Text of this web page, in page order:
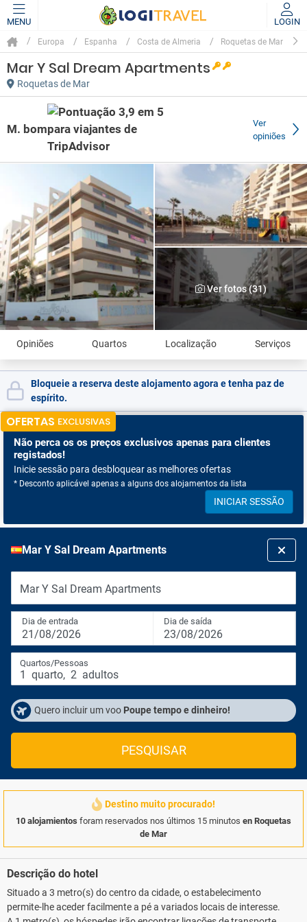
MENU LOGIN
Europa Espanha Costa de Almeria Roquetas de Mar
Mar Y Sal Dream Apartments
Roquetas de Mar
M. bom
Ver
opiniões
Ver fotos (31)
Opiniões Quartos Localização Serviços
Bloqueie a reserva deste alojamento agora e tenha paz de
espírito.
OFERTAS EXCLUSIVAS
Não perca os os preços exclusivos apenas para clientes
registados!
Inicie sessão para desbloquear as melhores ofertas
* Desconto aplicável apenas a alguns dos alojamentos da lista
INICIAR SESSÃO
Mar Y Sal Dream Apartments
Mar Y Sal Dream Apartments
Dia de entrada
21/08/2026
Dia de saída
23/08/2026
Quartos/Pessoas
1 quarto, 2 adultos
Quero incluir um voo Poupe tempo e dinheiro!
PESQUISAR
Destino muito procurado!
10 alojamientos foram reservados nos últimos 15 minutos en Roquetas
de Mar
Descrição do hotel
Situado a 3 metro(s) do centro da cidade, o estabelecimento
permite-lhe aceder facilmente a pé a variados locais de interesse.